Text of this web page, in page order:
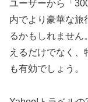
ユーザーから「
内でより豪華な旅
るかもしれません
えるだけでなく
も有効でしょう。